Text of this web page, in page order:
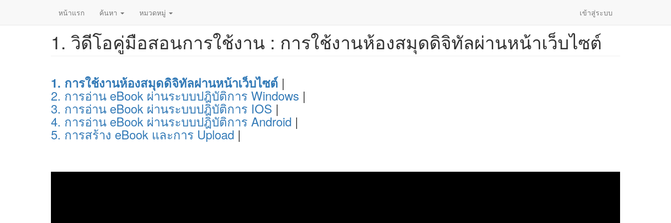
หน้าแรก ค้นหา หมวดหมู่ เข้าสู่ระบบ
1. วิดีโอคู่มือสอนการใช้งาน : การใช้งานห้องสมุดดิจิทัลผ่านหน้าเว็บไซต์
1. การใช้งานห้องสมุดดิจิทัลผ่านหน้าเว็บไซต์|
2. การอ่าน eBook ผ่านระบบปฎิบัติการ Windows |
3. การอ่าน eBook ผ่านระบบปฎิบัติการ IOS |
4. การอ่าน eBook ผ่านระบบปฎิบัติการ Android |
5. การสร้าง eBook และการ Upload |